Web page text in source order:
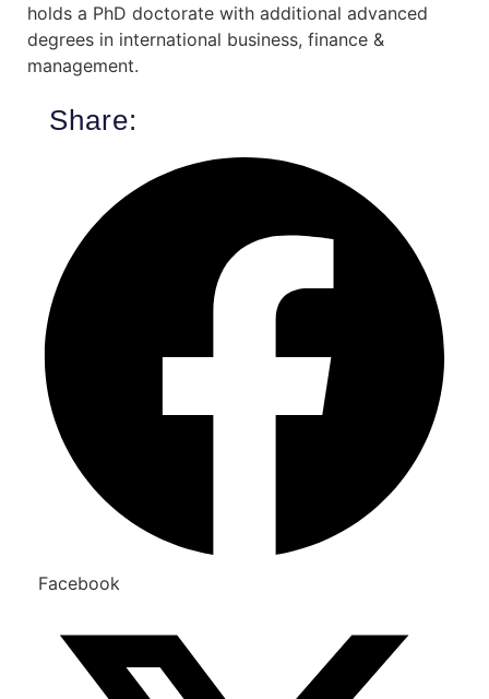
holds a PhD doctorate with additional advanced
degrees in international business, finance &
management.
Share:
Facebook